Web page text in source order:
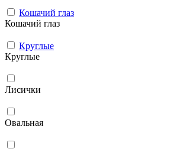
Кошачий глаз
Кошачий глаз
Круглые
Круглые
Лисички
Овальная